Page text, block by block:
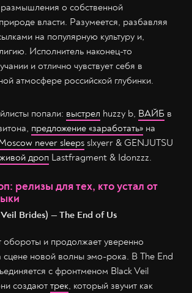
о собственной
власти. Разумеется, разбавляя
на популярную культуру и,
Исполнитель наконец-то
и отлично чувствует себя в
атмосфере российской глубинки.
попали: выстрел huzzy b, ВАЙБ в
предложение «заработать» на
never sleeps slxyerr & GENJUTSU
дроп Lastfragment & Idonzzz.
релизы для тех, кто устал от
Brides) — The End of Us
обороты и продолжает уверенно
сцене новой волны эмо-рока. В The End
с фронтменом Black Veil
создают трек, который звучит как